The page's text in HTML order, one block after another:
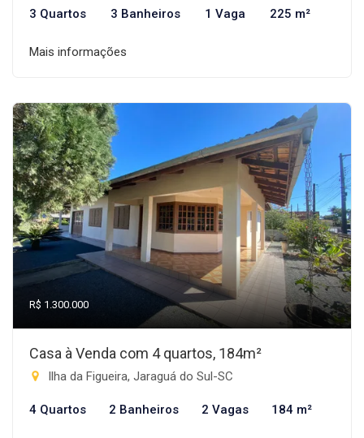
3 Quartos 3 Banheiros 1 Vaga 225 m²
Mais informações
R$ 1.300.000
Casa à Venda com 4 quartos, 184m²
Ilha da Figueira, Jaraguá do Sul-SC
4 Quartos 2 Banheiros 2 Vagas 184 m²